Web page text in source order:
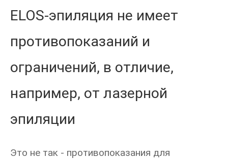
ELOS-эпиляция не имеет
противопоказаний и
ограничений, в отличие,
например, от лазерной
эпиляции
Это не так - противопоказания для